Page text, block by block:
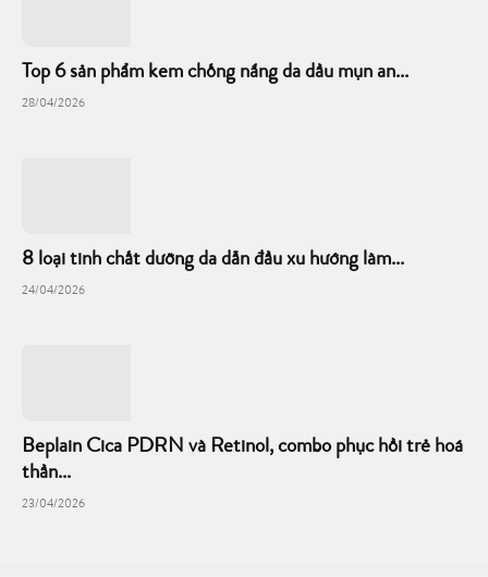
Top 6 sản phẩm kem chống nắng da dầu mụn an...
28/04/2026
8 loại tinh chất dưỡng da dẫn đầu xu hướng làm...
24/04/2026
Beplain Cica PDRN và Retinol, combo phục hồi trẻ hoá
thần...
23/04/2026